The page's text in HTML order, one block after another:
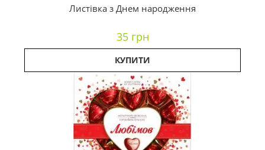
Листівка з Днем народження
35 грн
КУПИТИ